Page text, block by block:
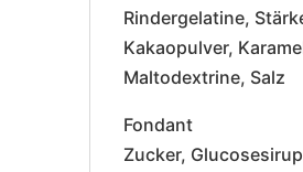
Rindergelatine,
Kakaopulver,
Maltodextrine, Salz
Fondant
Zucker,